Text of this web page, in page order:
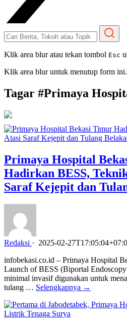
Klik area blur atau tekan tombol Esc
Klik area blur untuk menutup form ini.
Tagar #Primaya
Primaya Hospital
Hadirkan BESS,
Saraf Kejepit dan
Redaksi · 2025-02-
infobekasi.co.id – Primaya Hospital
Launch of BESS (Biportal
minimal invasif digunakan untuk
tulang … Selengkapnya →